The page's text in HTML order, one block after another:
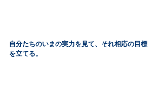
自分たちのいまの実力を見て、それ相応の目標
を立てる。